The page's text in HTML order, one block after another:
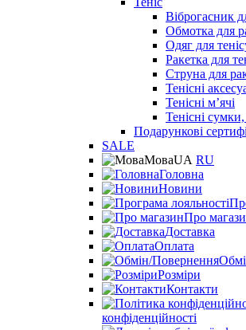
Віброгасник
Обмотка для
Одяг для
Ракетка для
Струна для
Тенісні
Тенісні мʼячі
Тенісні
Подарункові
SALE
МоваUA RU
Головна
Новини
Про
Доставка
Оплата
Розміри
Контакти
конфіденційності